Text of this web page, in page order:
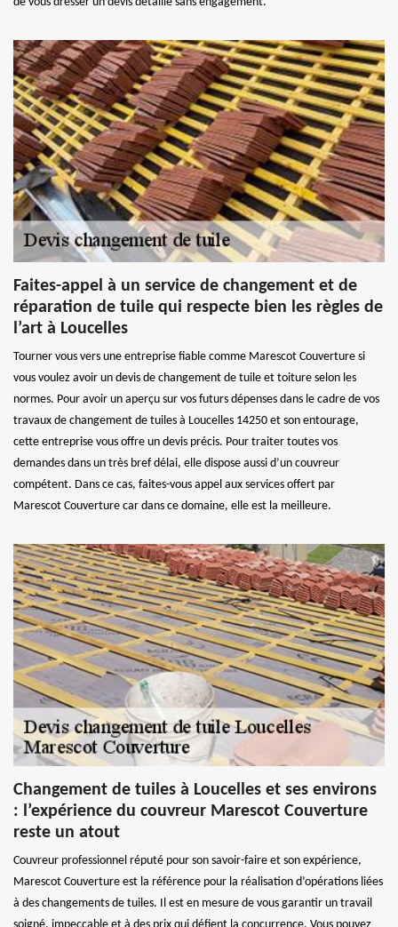
Faites-appel à un service de changement et de
réparation de tuile qui respecte bien les règles de
l’art à Loucelles
Tourner vous vers une entreprise fiable comme Marescot Couverture si
vous voulez avoir un devis de changement de tuile et toiture selon les
normes. Pour avoir un aperçu sur vos futurs dépenses dans le cadre de vos
travaux de changement de tuiles à Loucelles 14250 et son entourage,
cette entreprise vous offre un devis précis. Pour traiter toutes vos
demandes dans un très bref délai, elle dispose aussi d’un couvreur
compétent. Dans ce cas, faites-vous appel aux services offert par
Marescot Couverture car dans ce domaine, elle est la meilleure.
Changement de tuiles à Loucelles et ses environs
: l’expérience du couvreur Marescot Couverture
reste un atout
Couvreur professionnel réputé pour son savoir-faire et son expérience,
Marescot Couverture est la référence pour la réalisation d’opérations liées
à des changements de tuiles. Il est en mesure de vous garantir un travail